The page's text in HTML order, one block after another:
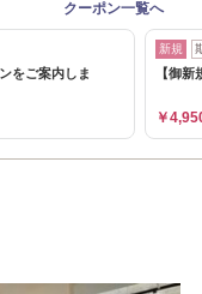
クーポン一覧へ
をご案内しま
新規
【御
￥